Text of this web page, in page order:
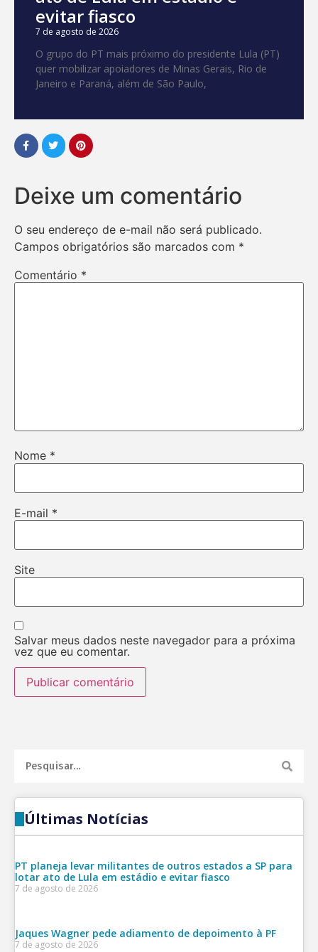
evitar fiasco
7 de agosto de 2026
O grupo do PT mais próximo do presidente Lula (PT)
quer mobilizar apoiadores de Minas Gerais, Rio de
Janeiro e Paraná, além de São Paulo,
Deixe um comentário
O seu endereço de e-mail não será publicado.
Campos obrigatórios são marcados com *
Comentário *
Nome *
E-mail *
Site
Salvar meus dados neste navegador para a próxima
vez que eu comentar.
Últimas Notícias
PT planeja levar militantes de outros estados a SP para
lotar ato de Lula em estádio e evitar fiasco
7 de agosto de 2026
Jaques Wagner pede adiamento de depoimento à PF
7 de agosto de 2026